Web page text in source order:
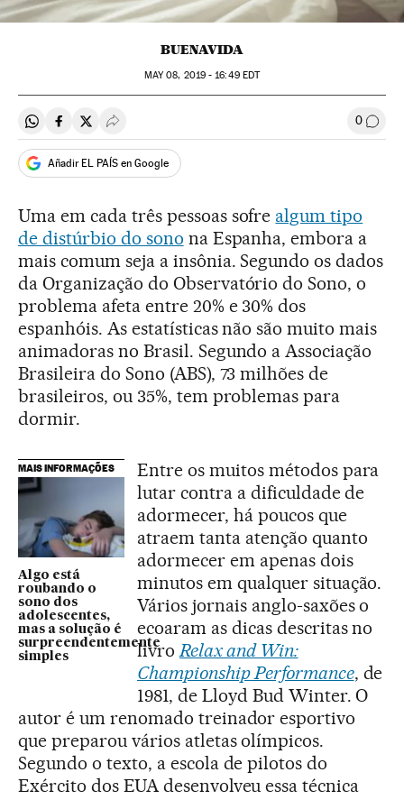
BUENAVIDA
MAY08, 2019 - 16:49EDT
Compartir en Whatsapp
Compartir en Facebook
Compartir en Twitter
Desplegar Redes Sociales 0
Añadir EL PAÍS en Google
Uma em cada três pessoas sofre algum tipo
de distúrbio do sono na Espanha, embora a
mais comum seja a insônia. Segundo os dados
da Organização do Observatório do Sono, o
problema afeta entre 20% e 30% dos
espanhóis. As estatísticas não são muito mais
animadoras no Brasil. Segundo a Associação
Brasileira do Sono (ABS), 73 milhões de
brasileiros, ou 35%, tem problemas para
dormir.
MAIS INFORMAÇÕES
Algo está
roubando o
sono dos
adolescentes,
mas a solução é
surpreendentemente
simples
Entre os muitos métodos para
lutar contra a dificuldade de
adormecer, há poucos que
atraem tanta atenção quanto
adormecer em apenas dois
minutos em qualquer situação.
Vários jornais anglo-saxões o
ecoaram as dicas descritas no
livroRelax and Win:
Championship Performance, de
1981, de Lloyd Bud Winter. O
autor é um renomado treinador esportivo
que preparou vários atletas olímpicos.
Segundo o texto, a escola de pilotos do
Exército dos EUA desenvolveu essa técnica